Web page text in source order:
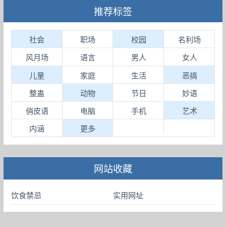
推荐标签
社会 职场 校园 名利场
风月场 语言 男人 女人
儿童 家庭 生活 恶搞
整蛊 动物 节日 妙语
俏皮语 电脑 手机 艺术
内涵 更多
网站收藏
饮食禁忌 实用网址